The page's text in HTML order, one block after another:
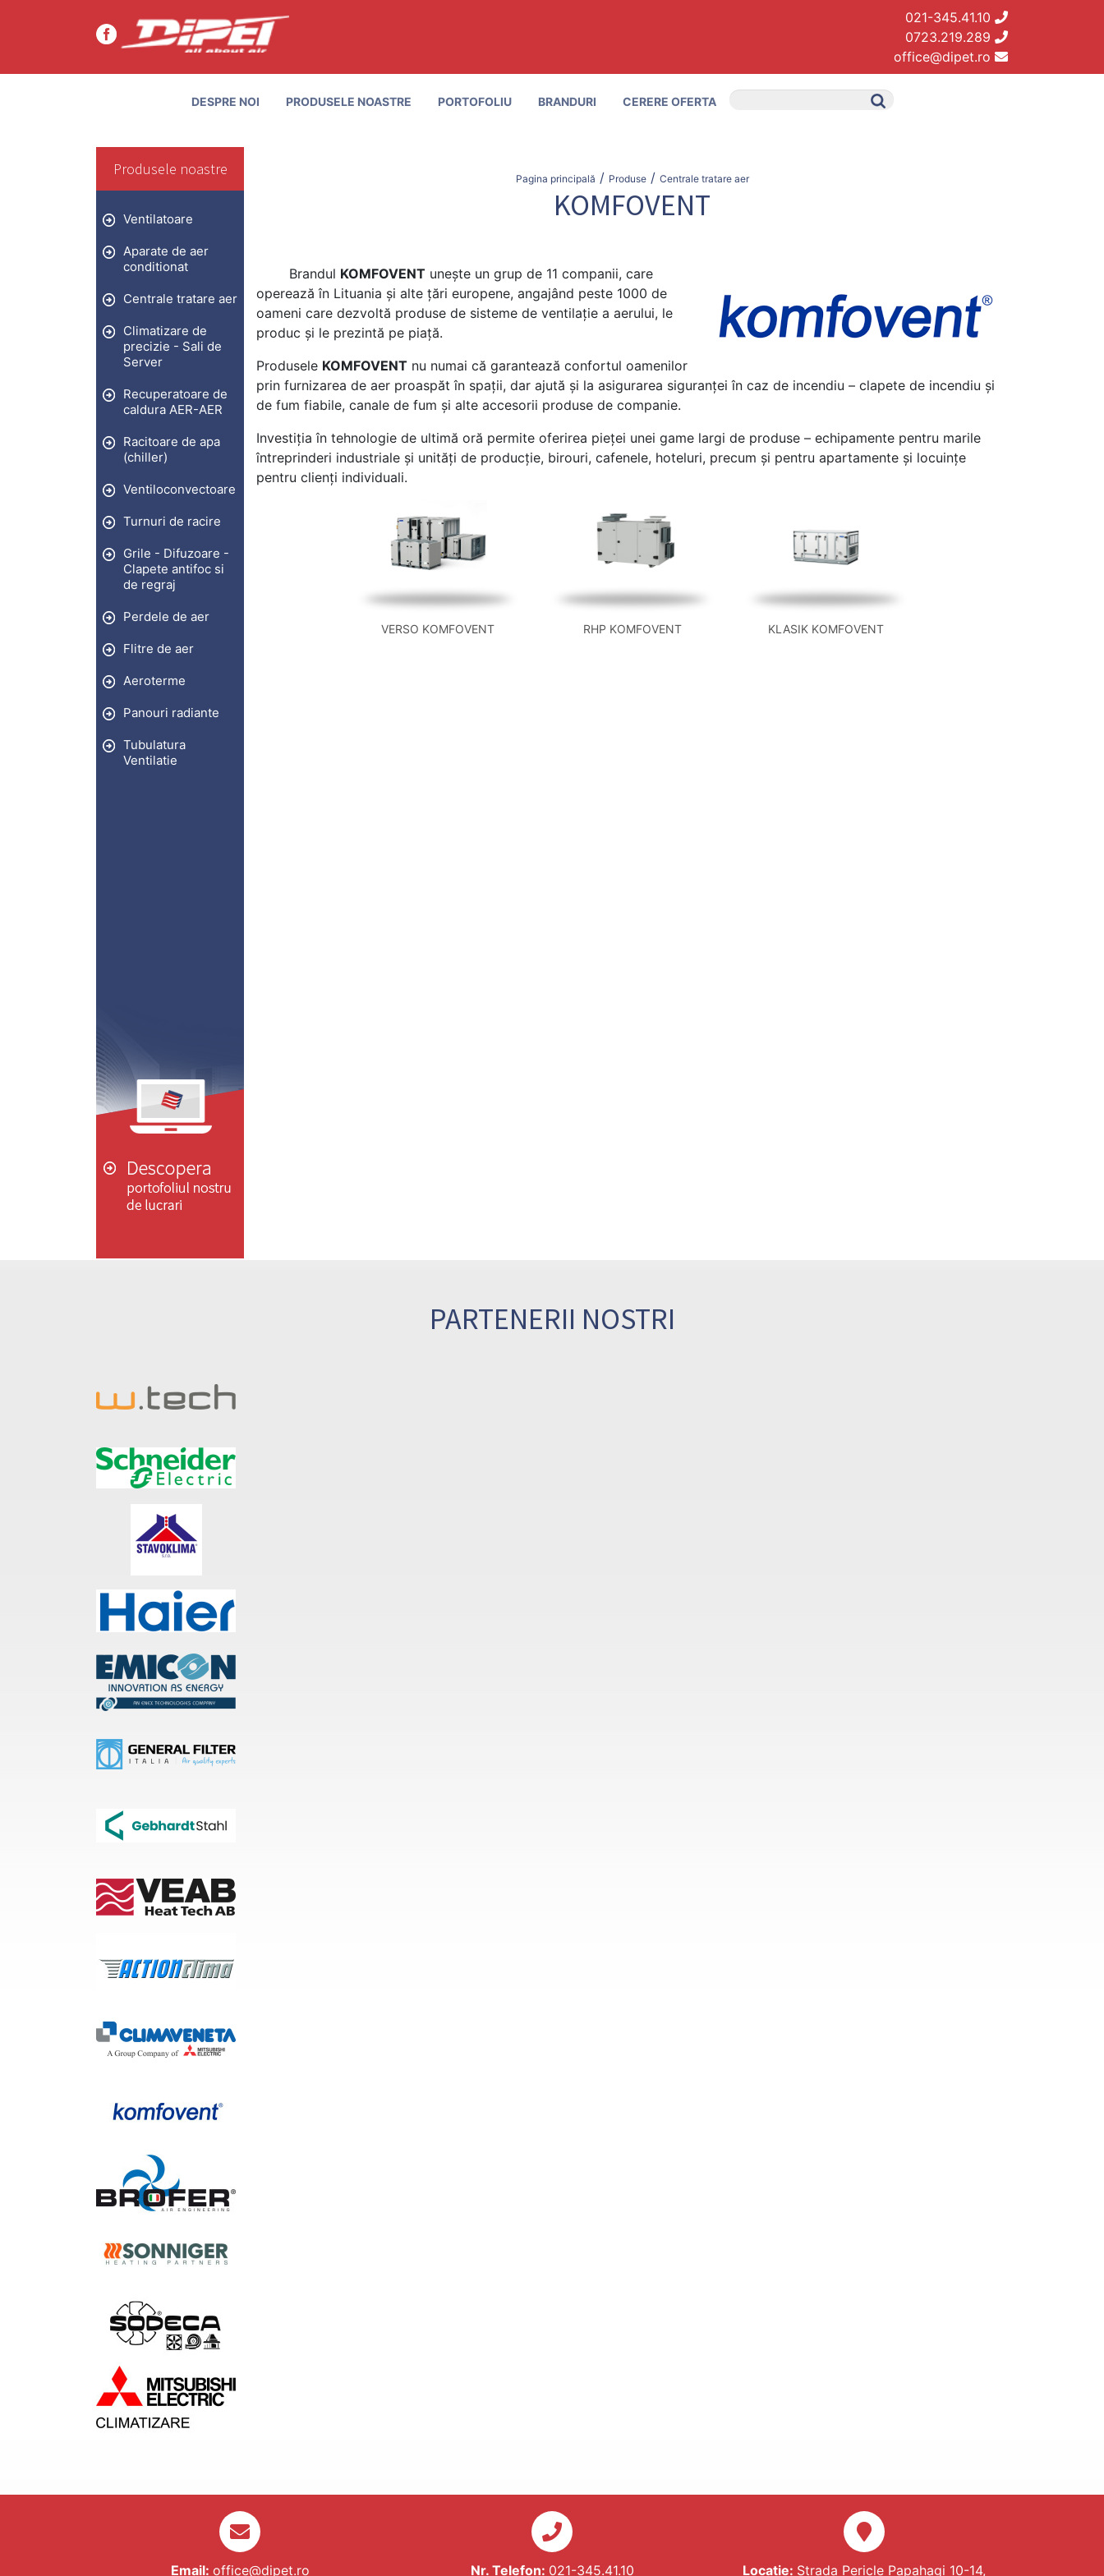
021-345.41.10
0723.219.289
office@dipet.ro
DESPRE NOI PRODUSELE NOASTRE PORTOFOLIU BRANDURI CERERE OFERTA
Produsele noastre
Ventilatoare
Aparate de aer
conditionat
Centrale tratare aer
Climatizare de
precizie - Sali de
Server
Recuperatoare de
caldura AER-AER
Racitoare de apa
(chiller)
Ventiloconvectoare
Turnuri de racire
Grile - Difuzoare -
Clapete antifoc si
de regraj
Perdele de aer
Flitre de aer
Aeroterme
Panouri radiante
Tubulatura
Ventilatie
Pagina principală / Produse/ Centrale tratare aer
KOMFOVENT
Brandul KOMFOVENT unește un grup de 11 companii, care
operează în Lituania și alte țări europene, angajând peste 1000 de
oameni care dezvoltă produse de sisteme de ventilație a aerului, le
produc și le prezintă pe piață.
Produsele KOMFOVENT nu numai că garantează confortul oamenilor
prin furnizarea de aer proaspăt în spații, dar ajută și la asigurarea siguranței în caz de incendiu – clapete de incendiu și
de fum fiabile, canale de fum și alte accesorii produse de companie.
Investiția în tehnologie de ultimă oră permite oferirea pieței unei game largi de produse – echipamente pentru marile
întreprinderi industriale și unități de producție, birouri, cafenele, hoteluri, precum și pentru apartamente și locuințe
pentru clienți individuali.
VERSO KOMFOVENT RHP KOMFOVENT KLASIK KOMFOVENT
PARTENERII NOSTRI
Email: office@dipet.ro Nr. Telefon: 021-345.41.10 Locatie: Strada Pericle Papahagi 10-14,